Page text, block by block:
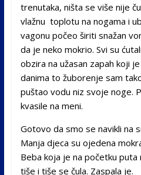
trenutaka, ništa se više nije
vlažnu toplotu na nogama i
vagonu počeo širiti snažan
da je neko mokrio. Svi su
obzira na užasan zapah koji
danima to žuborenje sam
puštao vodu niz svoje noge.
kvasile na meni.
Gotovo da smo se navikli na
Manja djeca su ojedena
Beba koja je na početku
tiše i tiše se čula. Zaspala je.